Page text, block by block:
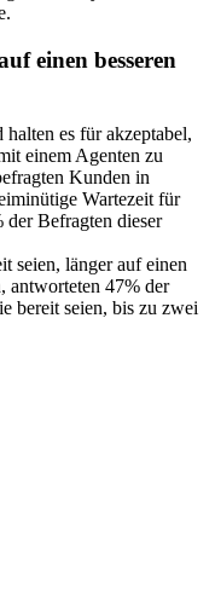
einen besseren
es für akzeptabel,
einem Agenten zu
Kunden in
Wartezeit für
Befragten dieser
seien, länger auf einen
antworteten 47% der
bereit seien, bis zu zwei